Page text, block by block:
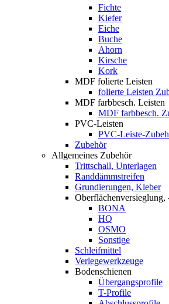
Fichte
Kiefer
Eiche
Buche
Ahorn
Kirsche
Kork
MDF folierte Leisten
folierte Leisten
MDF farbbesch. Leisten
MDF farbbesch.
PVC-Leisten
PVC-Leiste-
Zubehör
Allgemeines Zubehör
Trittschall, Unterlagen
Randdämmstreifen
Grundierungen, Kleber
Oberflächenversieglung,
BONA
HQ
OSMO
Sonstige
Schleifmittel
Verlegewerkzeuge
Bodenschienen
Übergangsprofile
T-Profile